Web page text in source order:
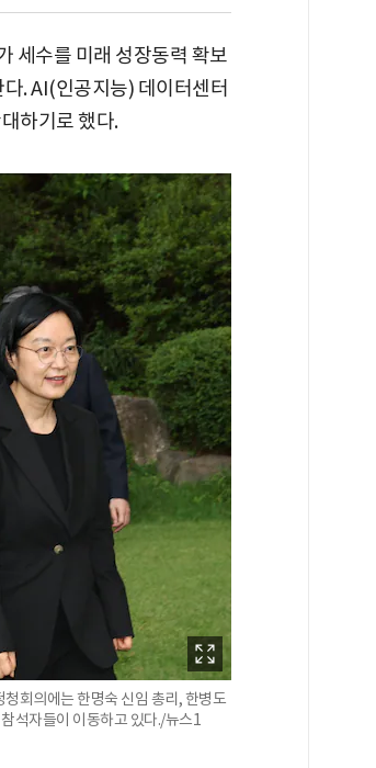
세수를 미래 성장동력 확보
. AI(인공지능) 데이터센터
하기로 했다.
회의에는 한명숙 신임 총리, 한병도
석자들이 이동하고 있다./뉴스1